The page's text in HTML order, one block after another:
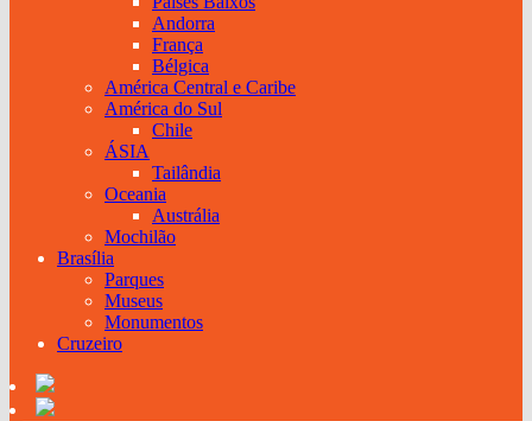
Andorra
França
Bélgica
América Central e Caribe
América do Sul
Chile
ÁSIA
Tailândia
Oceania
Austrália
Mochilão
Brasília
Parques
Museus
Monumentos
Cruzeiro